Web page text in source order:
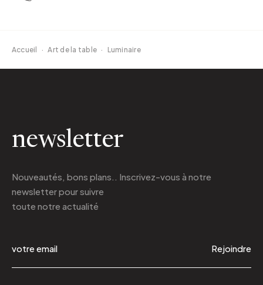
Accueil · Art de la table · Luminaire
newsletter
Nouveautés, bons plans.. Inscrivez-vous à notre
newsletterpour suivre
toute notre actualité
Rejoindre